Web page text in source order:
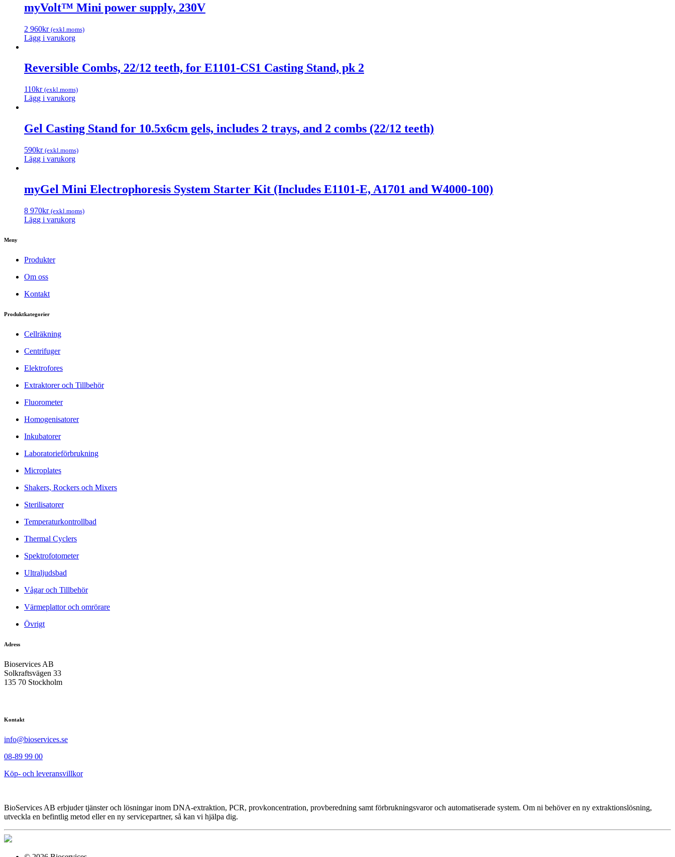
myVolt™ Mini power supply, 230V
2 960kr (exkl.moms)
Lägg i varukorg
Reversible Combs, 22/12 teeth, for E1101-CS1 Casting Stand, pk 2
110kr (exkl.moms)
Lägg i varukorg
Gel Casting Stand for 10.5x6cm gels, includes 2 trays, and 2 combs (22/12 teeth)
590kr (exkl.moms)
Lägg i varukorg
myGel Mini Electrophoresis System Starter Kit (Includes E1101-E, A1701 and W4000-100)
8 970kr (exkl.moms)
Lägg i varukorg
Meny
Produkter
Om oss
Kontakt
Produktkategorier
Cellräkning
Centrifuger
Elektrofores
Extraktorer och Tillbehör
Fluorometer
Homogenisatorer
Inkubatorer
Laboratorieförbrukning
Microplates
Shakers, Rockers och Mixers
Sterilisatorer
Temperaturkontrollbad
Thermal Cyclers
Spektrofotometer
Ultraljudsbad
Vågar och Tillbehör
Värmeplattor och omrörare
Övrigt
Adress
Bioservices AB
Solkraftsvägen 33
135 70 Stockholm
Kontakt
info@bioservices.se
08-89 99 00
Köp- och leveransvillkor
BioServices AB erbjuder tjänster och lösningar inom DNA-extraktion, PCR, provkoncentration, provberedning samt förbrukningsvaror och automatiserade system. Om ni behöver en ny extraktionslösning,
utveckla en befintlig metod eller en ny servicepartner, så kan vi hjälpa dig.